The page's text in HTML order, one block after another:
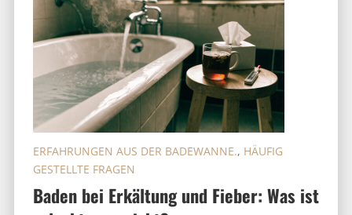
Baden bei Erkältung und Fieber: Was ist
ERFAHRUNGEN AUS DER BADEWANNE., HÄUFIG
GESTELLTE FRAGEN